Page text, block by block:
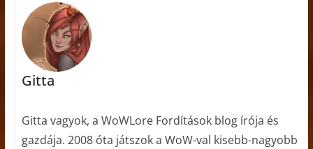
Gitta
Gitta vagyok, a WoWLore Fordítások blog írója és
gazdája. 2008 óta játszok a WoW-val kisebb-nagyobb